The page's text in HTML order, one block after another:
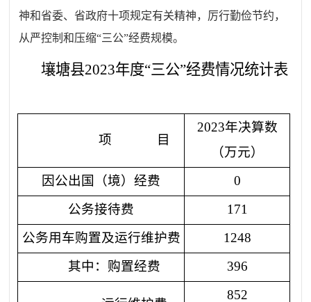
神和省委、省政府十项规定有关精神，厉行勤俭节约，
从严控制和压缩“三公”经费规模。
壤塘县2023年度“三公”经费情况统计表
项 目
2023年决算数
（万元）
因公出国（境）经费
0
公务接待费
1 71
公务用车购置及运行维护费
1248
其中：购置经费
396
852